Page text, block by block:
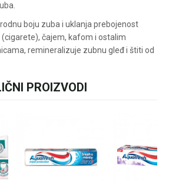
Za više informacija u
vezi online porudžbine
ili pozovite:
Svakog radnog dana od
08h do 16h
boju zuba i uklanja prebojenost
čajem, kafom i ostalim
remineralizuje zubnu gleđ i štiti od
PROIZVODI